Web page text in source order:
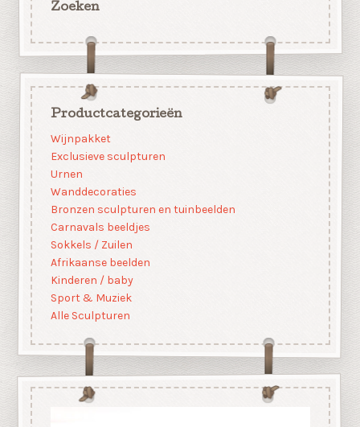
Zoeken
Productcategorieën
Wijnpakket
Exclusieve sculpturen
Urnen
Wanddecoraties
Bronzen sculpturen en tuinbeelden
Carnavals beeldjes
Sokkels / Zuilen
Afrikaanse beelden
Kinderen / baby
Sport & Muziek
Alle Sculpturen